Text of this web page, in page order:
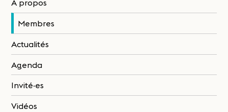
À propos
Membres
Actualités
Agenda
Invité·es
Vidéos